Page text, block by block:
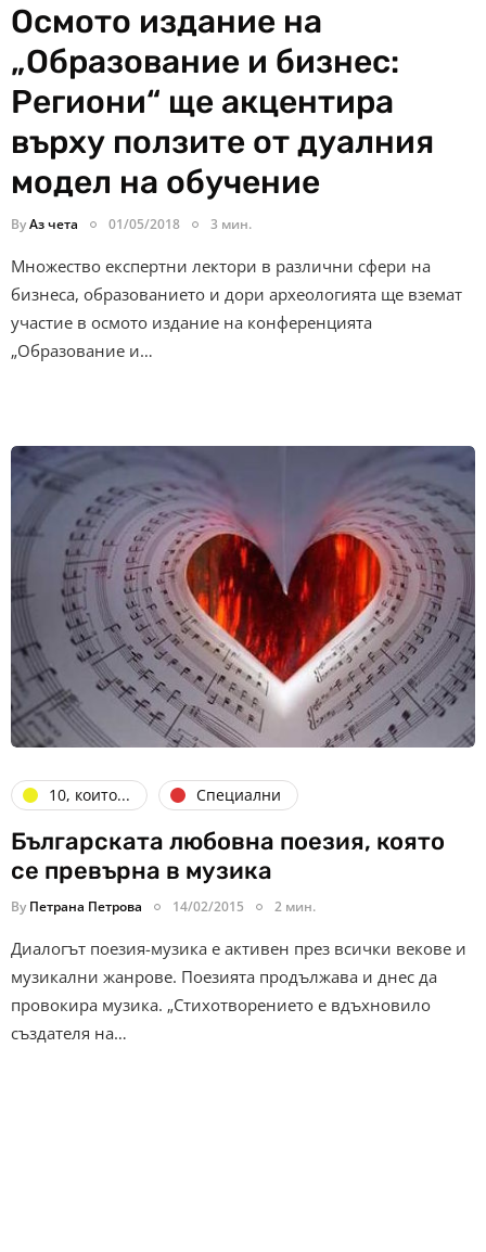
Осмото издание на
„Образование и бизнес:
Региони“ ще акцентира
върху ползите от дуалния
модел на обучение
ByАз чета 01/05/2018 3 мин.
Множество експертни лектори в различни сфери на
бизнеса, образованието и дори археологията ще вземат
участие в осмото издание на конференцията
„Образование и…
10, които... Специални
Българската любовна поезия, която
се превърна в музика
By Петрана Петрова 14/02/2015 2 мин.
Диалогът поезия-музика е активен през всички векове и
музикални жанрове. Поезията продължава и днес да
провокира музика. „Стихотворението е вдъхновило
създателя на…